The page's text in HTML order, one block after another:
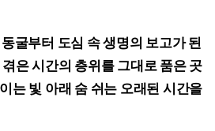
굴부터 도심 속 생명의 보고가 된
은 시간의 층위를 그대로 품은 곳
는 빛 아래 숨 쉬는 오래된 시간을